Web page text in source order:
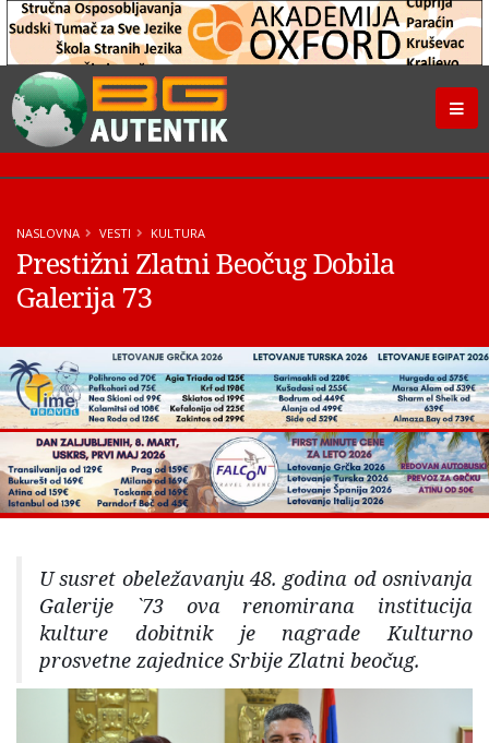
NASLOVNA VESTI KULTURA
Prestižni Zlatni Beočug Dobila
Galerija 73
U susret obeležavanju 48. godina od osnivanja
Galerije `73 ova renomirana institucija
kulture dobitnik je nagrade Kulturno
prosvetne zajednice Srbije Zlatni beočug.